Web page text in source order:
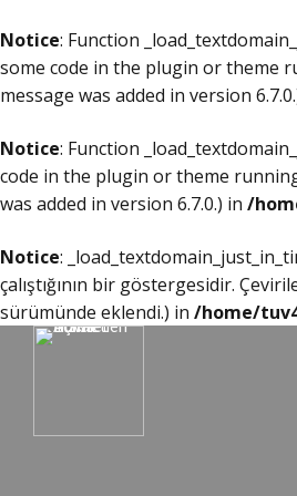
Notice: Function
some code in the plugin or theme
message was added in version
Notice: Function
code in the plugin or theme
was added in version 6.7.0.) in /
Notice:
çalıştığının bir göstergesidir.
sürümünde eklendi.) in /home/